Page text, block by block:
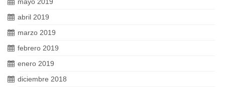
abril 2019
marzo 2019
febrero 2019
enero 2019
diciembre 2018